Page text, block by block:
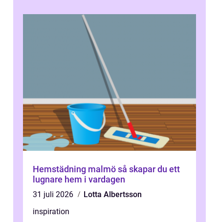
Hemstädning malmö så skapar du ett
lugnare hem i vardagen
31 juli 2026
Lotta Albertsson
inspiration